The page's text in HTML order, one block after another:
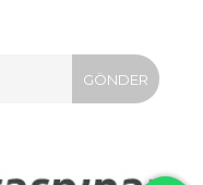
GÖNDER